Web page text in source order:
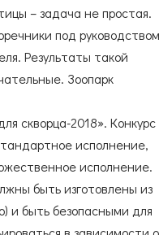
покупки электронных
УСЛУГИ
ОКАЗАТЬ ПОМОЩЬ
– задача не простая.
под руководством
Результаты такой
Зоопарк
скворца-2018». Конкурс
исполнение,
исполнение.
быть изготовлены из
и быть безопасными для